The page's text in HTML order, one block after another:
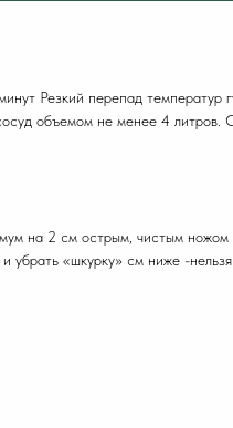
Резкий перепад температур
объемом не менее 4
на 2 см острым, чистым ножом
убрать «шкурку» см ниже -